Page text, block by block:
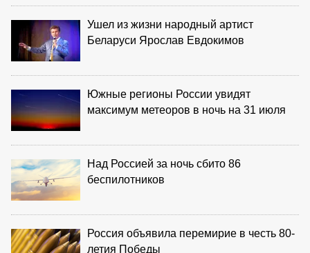
Ушел из жизни народный артист
Беларуси Ярослав Евдокимов
Южные регионы России увидят
максимум метеоров в ночь на 31 июля
Над Россией за ночь сбито 86
беспилотников
Россия объявила перемирие в честь 80-
летия Победы